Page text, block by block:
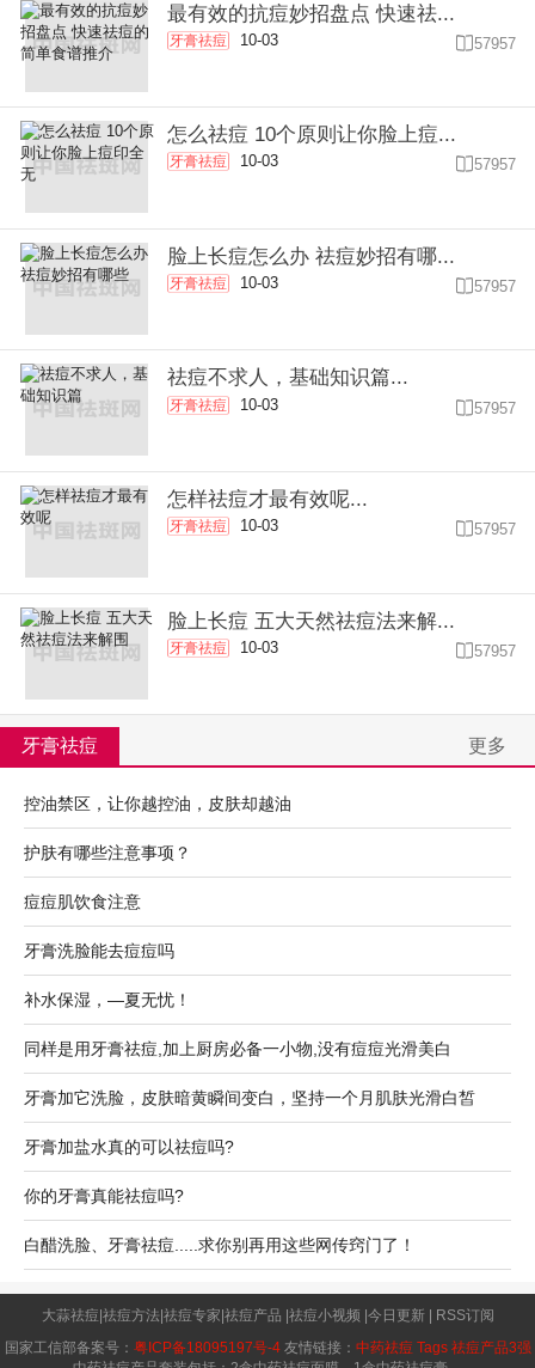
最有效的抗痘妙招盘点 快速祛...
牙膏祛痘 10-03 57957
怎么祛痘 10个原则让你脸上痘...
牙膏祛痘 10-03 57957
脸上长痘怎么办 祛痘妙招有哪...
牙膏祛痘 10-03 57957
祛痘不求人，基础知识篇...
牙膏祛痘 10-03 57957
怎样祛痘才最有效呢...
牙膏祛痘 10-03 57957
脸上长痘 五大天然祛痘法来解...
牙膏祛痘 10-03 57957
牙膏祛痘 更多
控油禁区，让你越控油，皮肤却越油
护肤有哪些注意事项？
痘痘肌饮食注意
牙膏洗脸能去痘痘吗
补水保湿，—夏无忧！
同样是用牙膏祛痘,加上厨房必备一小物,没有痘痘光滑美白
牙膏加它洗脸，皮肤暗黄瞬间变白，坚持一个月肌肤光滑白皙
牙膏加盐水真的可以祛痘吗?
你的牙膏真能祛痘吗?
白醋洗脸、牙膏祛痘.....求你别再用这些网传窍门了！
大蒜祛痘 祛痘方法 祛痘专家 祛痘产品 祛痘小视频 今日更新|
RSS订阅
国家工信部备案号： 粤ICP备18095197号-4友情链接： 中药祛痘 Tags 祛痘产品3强